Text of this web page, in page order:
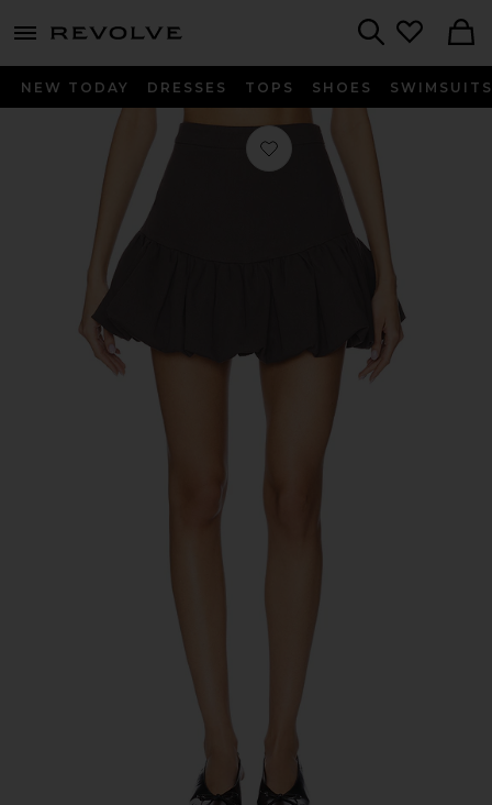
menu - shows more content
NEW TODAY DRESSES TOPS SHOES SWIMSUITS
Favorito MINIFALDA BURBUJA